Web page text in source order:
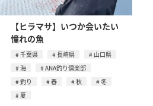
【ヒラマサ】いつか会いたい
憧れの魚
千葉県 長崎県
山口県
海
ANA釣り倶楽部
釣り
春 秋
冬
夏